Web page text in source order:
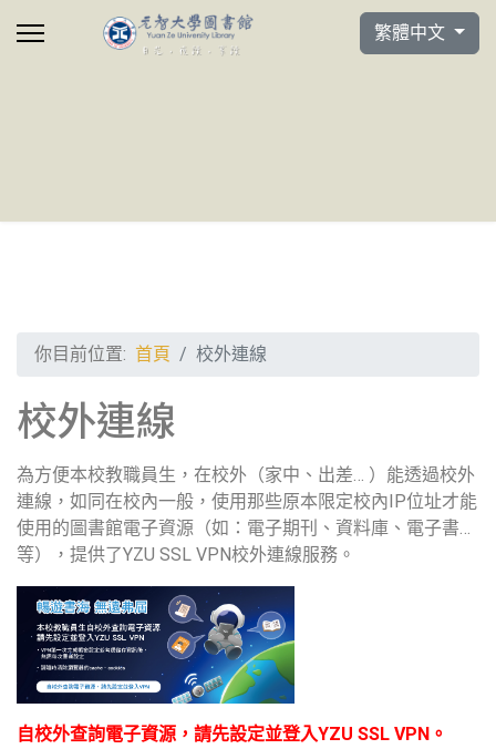
選擇你的語言
繁體中文
你目前位置: 首頁 校外連線
校外連線
為方便本校教職員生，在校外（家中、出差… ）能透過校外
連線，如同在校內一般，使用那些原本限定校內IP位址才能
使用的圖書館電子資源（如：電子期刊、資料庫、電子書…
等），提供了YZU SSL VPN校外連線服務。
自校外查詢電子資源，請先設定並登入YZU SSL VPN。